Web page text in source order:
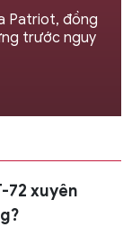
Patriot, đồng
trước nguy
72 xuyên